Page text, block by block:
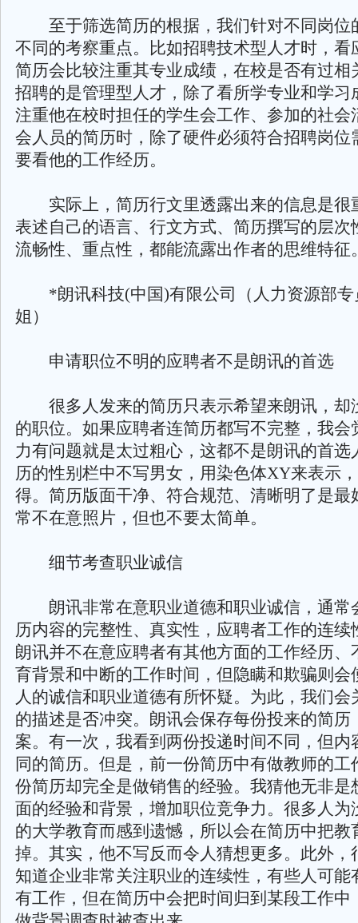
至于筛选简历的根据，我们针对不同岗位
不同的考察重点。比如招聘技术型人才时，看
简历会比较注重其专业成绩，在校是否有过相
招聘的是管理型人才，除了看所学专业和学习
注重他在校时担任的学生会工作、参加的社会
会人员的简历时，除了硬件必须符合招聘岗位
要看他的工作经历。
实际上，简历行文里透露出来的信息是很
表述自己的语言、行文方式、简历撰写的层次
流畅性、重点性，都能流露出作者的思维特征
*朗讯科技(中国)有限公司（人力资源部专
姐）
申请职位不明的应聘者不是朗讯的首选
很多人发来的简历只表示希望来朗讯，却
的职位。如果应聘者连简历都写不完整，我会
力有问题就是太过粗心，这都不是朗讯的首选
历的性别栏中不写男女，用染色体XY来表示
得。简历版面干净、符合规范、清晰明了是最
常不在意照片，但也不要太简单。
细节考查职业诚信
朗讯非常在意职业道德和职业诚信，通常
历内容的完整性、真实性，应聘者工作的连续
朗讯并不在意应聘者有其他方面的工作经历、
育背景和中断的工作时间，但隐瞒和欺骗则会
人的诚信和职业道德有所怀疑。为此，我们会
的描述是否冲突。朗讯会保存每份投来的简历
案。有一次，我看到两份投递时间不同，但内
同的简历。但是，前一份简历中有做教师的工
份简历却完全是做销售的经验。我猜他无非是
面的经验和背景，增加职位竞争力。很多人为
的大学教育而感到遗憾，所以会在简历中把教
掉。其实，他不写反而令人猜想更多。此外，
知道企业非常关注职业的连续性，有些人可能
有工作，但在简历中会把时间归到某段工作中